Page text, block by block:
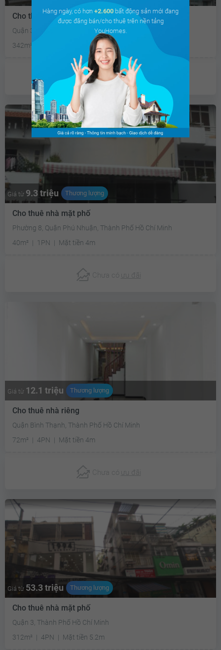
Cho thuê nhà mặt phố
Quận 3, Thành Phố Hồ Chí Minh
342m²
Mặt tiền 9m
Chưa cóưu đãi
Giá từ 9.3 triệu Thương lượng
Cho thuê nhà mặt phố
Phường 8, Quận Phú Nhuận, Thành Phố Hồ Chí Minh
40m²
1PN Mặt tiền 4m
Chưa có ưu đãi
Giá từ 12.1 triệu Thương lượng
Cho thuê nhà riêng
Quận Bình Thạnh, Thành Phố Hồ Chí Minh
72m²
4PN Mặt tiền 4m
Chưa có ưu đãi
Giá từ 53.3 triệu Thương lượng
Cho thuê nhà mặt phố
Quận 3, Thành Phố Hồ Chí Minh
312m²
4PN Mặt tiền 5.2m
Hàng ngày, có hơn +2.600 bất động sản mới đang
được đăng bán/cho thuê trên nền tảng
YouHomes.